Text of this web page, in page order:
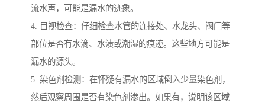
流水声，可能是漏水的迹象。
4. 目视检查：仔细检查水管的连接处、水龙头、阀门等
部位是否有水滴、水渍或潮湿的痕迹。这些地方可能是
漏水的源头。
5. 染色剂检测：在怀疑有漏水的区域倒入少量染色剂，
然后观察周围是否有染色剂渗出。如果有，说明该区域